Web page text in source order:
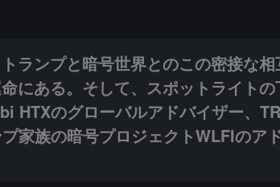
ランプと暗号世界とのこの密接な相
にある。そして、スポットライト
のグローバルアドバイザー、
家族の暗号プロジェクトWLFIのア